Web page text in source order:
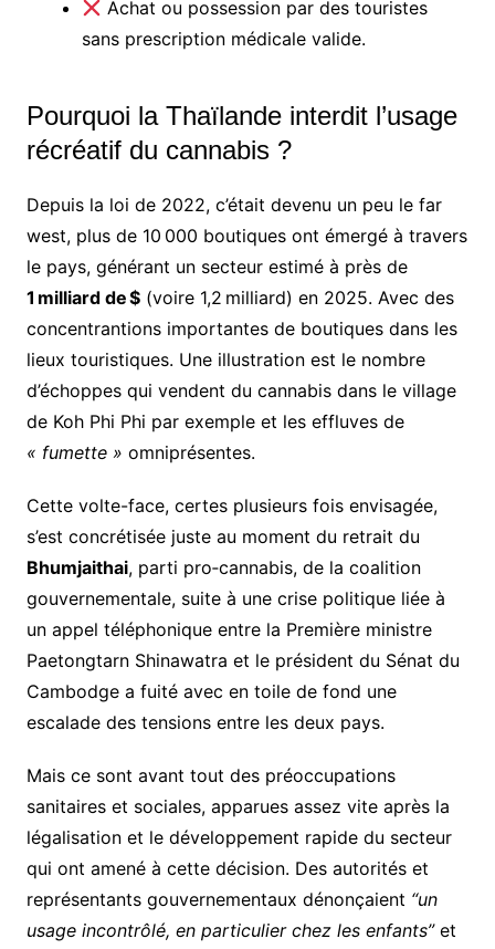
Achat ou possession par des touristes
sans prescription médicale valide.
Pourquoi la Thaïlande interdit l’usage
récréatif du cannabis ?
Depuis la loi de 2022, c’était devenu un peu le far
west, plus de 10 000 boutiques ont émergé à travers
le pays, générant un secteur estimé à près de
1 milliard de $(voire 1,2 milliard) en 2025. Avec des
concentrantions importantes de boutiques dans les
lieux touristiques. Une illustration est le nombre
d’échoppes qui vendent du cannabis dans le village
de Koh Phi Phi par exemple et les effluves de
« fumette » omniprésentes.
Cette volte-face, certes plusieurs fois envisagée,
s’est concrétisée juste au moment du retrait du
Bhumjaithai, parti pro‑cannabis, de la coalition
gouvernementale, suite à une crise politique liée à
un appel téléphonique entre la Première ministre
Paetongtarn Shinawatra et le président du Sénat du
Cambodgea fuité avec en toile de fond une
escalade des tensions entre les deux pays.
Mais ce sont avant tout des préoccupations
sanitaires et sociales, apparues assez vite après la
légalisation et le développement rapide du secteur
qui ont amené à cette décision. Des autorités et
représentants gouvernementaux dénonçaient “un
usage incontrôlé, en particulier chez les enfants”et